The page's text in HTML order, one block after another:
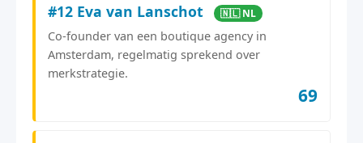
#12 Eva van Lanschot 🇳🇱 NL
Co-founder van een boutique agency in
Amsterdam, regelmatig sprekend over
merkstrategie.
69